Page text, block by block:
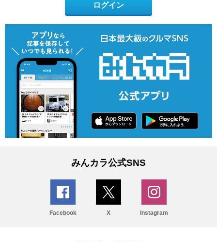
ログイン
みんカラ公式SNS
Facebook X Instagram